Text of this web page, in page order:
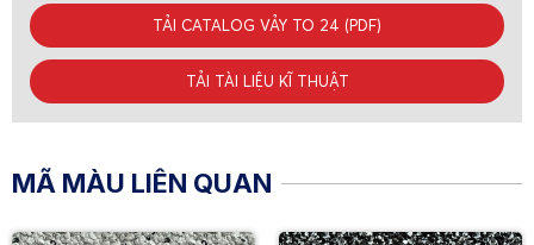
TẢI CATALOG VẢY TO 24 (PDF)
TẢI TÀI LIỆU KĨ THUẬT
MÃ MÀU LIÊN QUAN